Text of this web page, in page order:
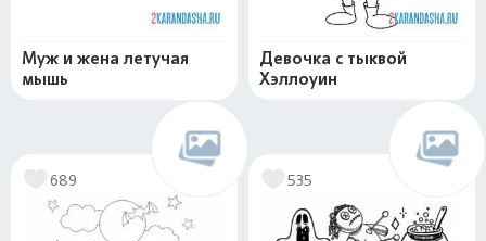
Муж и жена летучая
мышь
Девочка с тыквой
Хэллоуин
689 535